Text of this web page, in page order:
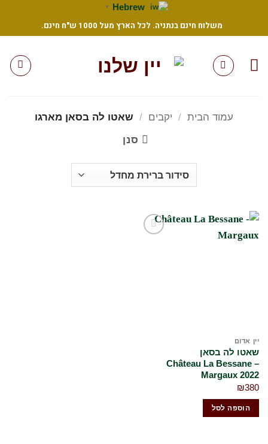
content
Hebrew
▼
משלוח חינם בנתניה. לכל הארץ מעל 1000 ש"ח חינם.
עמוד הבית / יקבים / שאטו לה בסאן מארגו
סנן
יין אדום
שאטו לה בסאן
Château La Bessane –
Margaux 2022
₪380
הוספה לסל